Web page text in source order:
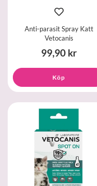
Anti-parasit Spray Katt
Vetocanis
99,90 kr
Köp